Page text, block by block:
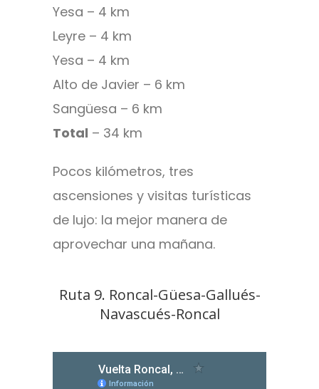
Yesa – 4 km
Leyre – 4 km
Yesa – 4 km
Alto de Javier – 6 km
Sangüesa – 6 km
Total – 34 km
Pocos kilómetros, tres
ascensiones y visitas turísticas
de lujo: la mejor manera de
aprovechar una mañana.
Ruta 9. Roncal-Güesa-Gallués-
Navascués-Roncal